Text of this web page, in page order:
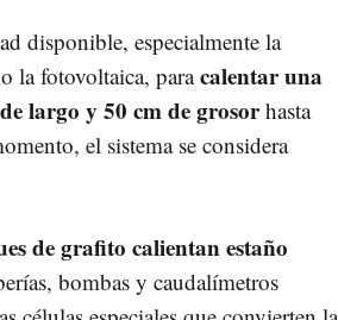
disponible, especialmente la
la fotovoltaica, paracalentar una
largo y 50 cm de grosorhasta
el sistema se considera
de grafito calientan estaño
bombas y caudalímetros